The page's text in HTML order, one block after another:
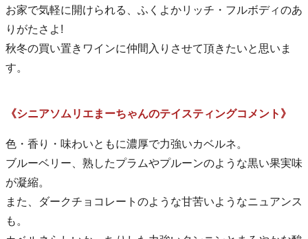
お家で気軽に開けられる、ふくよかリッチ・フルボディのあ
りがたさよ!
秋冬の買い置きワインに仲間入りさせて頂きたいと思いま
す。
《シニアソムリエまーちゃんのテイスティングコメント》
色・香り・味わいともに濃厚で力強いカベルネ。
ブルーベリー、熟したプラムやプルーンのような黒い果実味
が凝縮。
また、ダークチョコレートのような甘苦いようなニュアンス
も。